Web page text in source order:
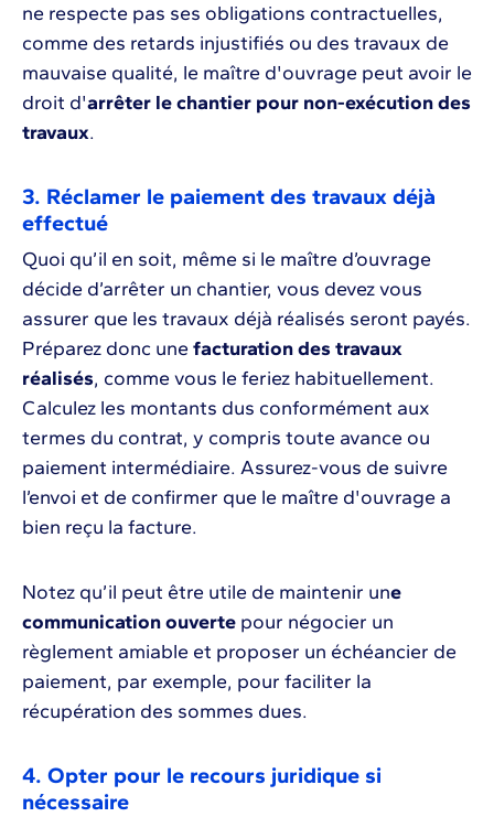
ne respecte pas ses obligations contractuelles,
comme des retards injustifiés ou des travaux de
mauvaise qualité, le maître d'ouvrage peut avoir le
droit d'arrêter le chantier pour non-exécution des
travaux.
3. Réclamer le paiement des travaux déjà
effectué
Quoi qu’il en soit, même si le maître d’ouvrage
décide d’arrêter un chantier, vous devez vous
assurer que les travaux déjà réalisés seront payés.
Préparez donc une facturation des travaux
réalisés, comme vous le feriez habituellement.
Calculez les montants dus conformément aux
termes du contrat, y compris toute avance ou
paiement intermédiaire. Assurez-vous de suivre
l’envoi et de confirmer que le maître d'ouvrage a
bien reçu la facture.
Notez qu’il peut être utile de maintenir une
communication ouverte pour négocier un
règlement amiable et proposer un échéancier de
paiement, par exemple, pour faciliter la
récupération des sommes dues.
4. Opter pour le recours juridique si
nécessaire